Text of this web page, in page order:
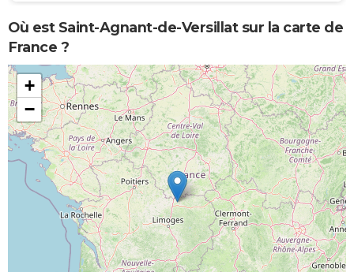
Où est Saint-Agnant-de-Versillat sur la carte de
France ?
+
−